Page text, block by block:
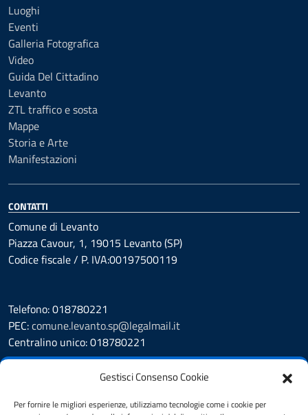
Gestisci Consenso Cookie
Per fornire le migliori esperienze, utilizziamo tecnologie come i cookie per
Luoghi
Eventi
Galleria Fotografica
Video
Guida Del Cittadino
Levanto
ZTL traffico e sosta
Mappe
Storia e Arte
Manifestazioni
CONTATTI
Comune di Levanto
Piazza Cavour, 1, 19015 Levanto (SP)
Codice fiscale / P. IVA:00197500119
Telefono: 018780221
PEC:comune.levanto.sp@legalmail.it
Centralino unico: 018780221
Prenotazione appuntamento
Segnalazione disservizio